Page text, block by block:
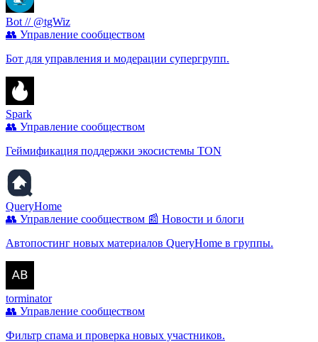
Bot // @tgWiz
👥 Управление сообществом
Бот для управления и модерации супергрупп.
Spark
👥 Управление сообществом
Геймификация поддержки экосистемы TON
QueryHome
👥 Управление сообществом 📰 Новости и блоги
Автопостинг новых материалов QueryHome в группы.
torminator
👥 Управление сообществом
Фильтр спама и проверка новых участников.